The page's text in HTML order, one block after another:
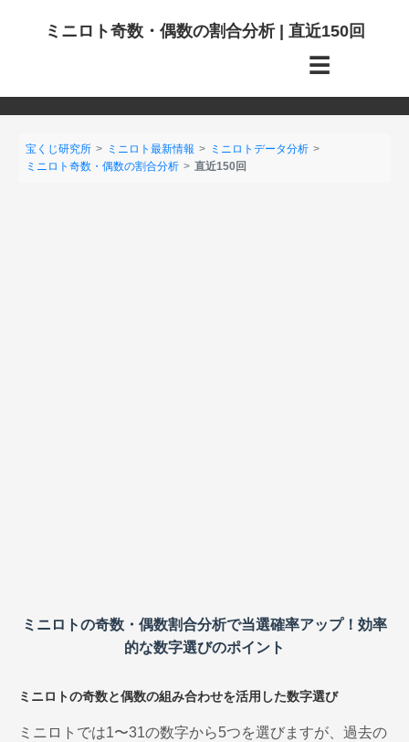
ミニロト奇数・偶数の割合分析 | 直近150回
☰
宝くじ研究所 ミニロト最新情報
ミニロトデータ分析
ミニロト奇数・偶数の割合分析
直近150回
ミニロトの奇数・偶数割合分析で当選確率アップ！効率
的な数字選びのポイント
ミニロトの奇数と偶数の組み合わせを活用した数字選び
ミニロトでは1〜31の数字から5つを選びますが、過去の